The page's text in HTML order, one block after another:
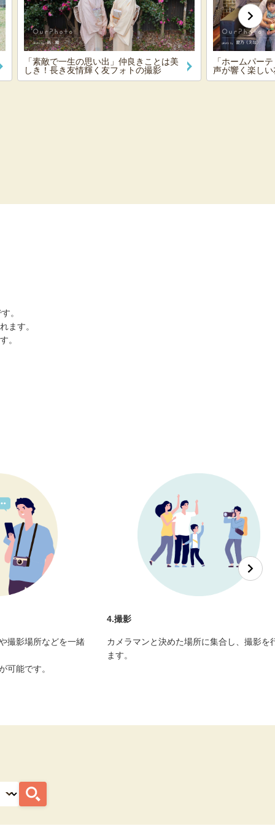
「素敵で一生の思い出」仲良きことは美
しき！長き友情輝く友フォトの撮影
「ホームパー
声が響く楽し
。
ます。
。
撮影場所などを一緒
可能です。
4.撮影
カメラマンと決めた場所に集合し、撮影を
ます。